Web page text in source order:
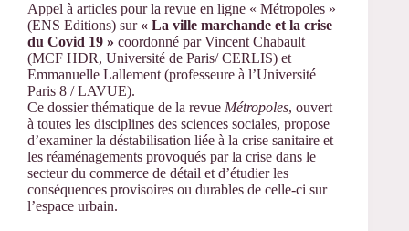
Appel à articles pour la revue en ligne « Métropoles »
(ENS Editions) sur « La ville marchande et la crise
du Covid 19 » coordonné par Vincent Chabault
(MCF HDR, Université de Paris/ CERLIS) et
Emmanuelle Lallement (professeure à l’Université
Paris 8 / LAVUE).
Ce dossier thématique de la revue Métropoles, ouvert
à toutes les disciplines des sciences sociales, propose
d’examiner la déstabilisation liée à la crise sanitaire et
les réaménagements provoqués par la crise dans le
secteur du commerce de détail et d’étudier les
conséquences provisoires ou durables de celle-ci sur
l’espace urbain.